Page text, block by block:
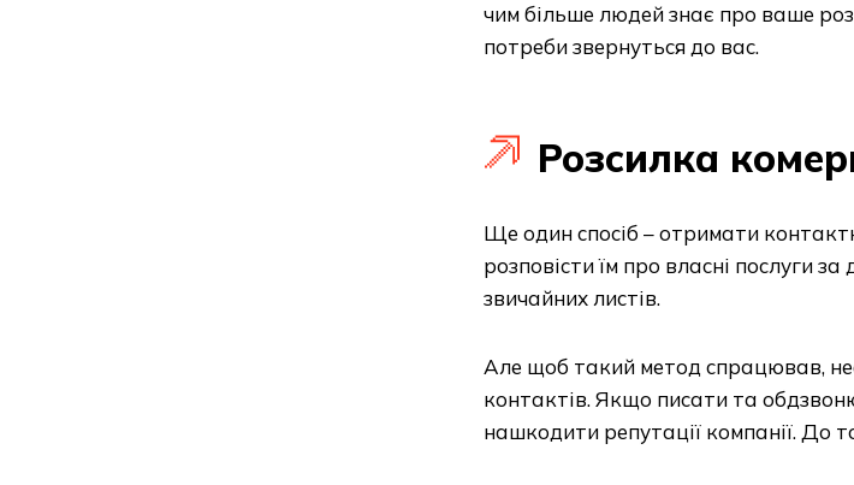
чим більше людей знає про ваше
потреби звернуться до вас.
Розсилка
Ще один спосіб – отримати
розповісти їм про власні послуги
звичайних листів.
Але щоб такий метод спрацював,
контактів. Якщо писати та
нашкодити репутації компанії. До